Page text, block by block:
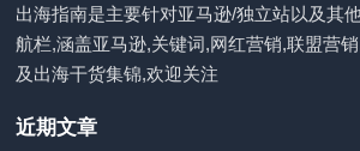
出海指南是主要针对亚马逊/独立站以及其
航栏,涵盖亚马逊,关键词,网红营销,联盟营
及出海干货集锦,欢迎关注
近期文章